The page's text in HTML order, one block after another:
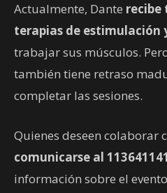
Actualmente, Dante
terapias de estimulación
trabajar sus músculos.
también tiene retraso
completar las sesiones.
Quienes deseen colaborar
comunicarse al
información sobre el